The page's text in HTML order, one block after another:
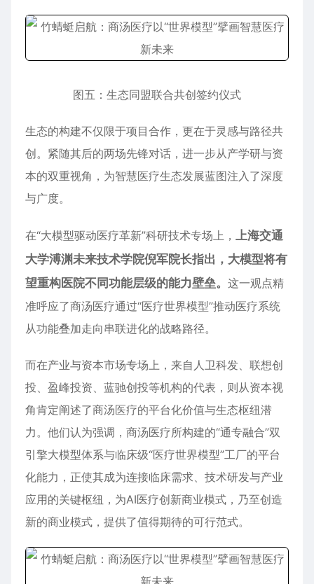
图五：生态同盟联合共创签约仪式
生态的构建不仅限于项目合作，更在于灵感与路径共
创。紧随其后的两场先锋对话，进一步从产学研与资
本的双重视角，为智慧医疗生态发展蓝图注入了深度
与广度。
在“大模型驱动医疗革新”科研技术专场上， 上海交通
大学溥渊未来技术学院倪军院长指出，大模型将有
望重构医院不同功能层级的能力壁垒。 这一观点精
准呼应了商汤医疗通过“医疗世界模型”推动医疗系统
从功能叠加走向串联进化的战略路径。
而在产业与资本市场专场上，来自人卫科发、联想创
投、盈峰投资、蓝驰创投等机构的代表，则从资本视
角肯定阐述了商汤医疗的平台化价值与生态枢纽潜
力。他们认为强调，商汤医疗所构建的“通专融合”双
引擎大模型体系与临床级“医疗世界模型”工厂的平台
化能力，正使其成为连接临床需求、技术研发与产业
应用的关键枢纽，为AI医疗创新商业模式，乃至创造
新的商业模式，提供了值得期待的可行范式。